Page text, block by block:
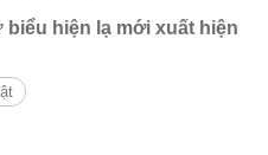
hiện lạ mới xuất hiện